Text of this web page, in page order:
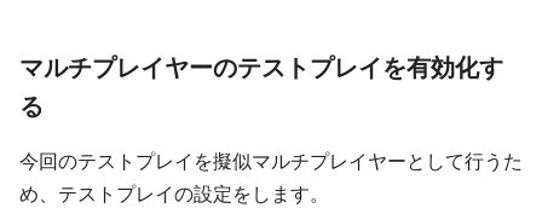
マルチプレイヤーのテストプレイを有効化す
る
今回のテストプレイを擬似マルチプレイヤーとして行うた
め、テストプレイの設定をします。